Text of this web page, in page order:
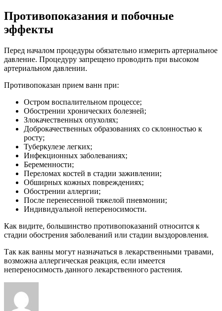
Противопоказания и побочные
эффекты
Перед началом процедуры обязательно измерить артериальное
давление. Процедуру запрещено проводить при высоком
артериальном давлении.
Противопоказан прием ванн при:
Остром воспалительном процессе;
Обострении хронических болезней;
Злокачественных опухолях;
Доброкачественных образованиях со склонностью к
росту;
Туберкулезе легких;
Инфекционных заболеваниях;
Беременности;
Переломах костей в стадии заживлении;
Обширных кожных повреждениях;
Обострении аллергии;
После перенесенной тяжелой пневмонии;
Индивидуальной непереносимости.
Как видите, большинство противопоказаний относится к
стадии обострения заболеваний или стадии выздоровления.
Так как ванны могут назначаться в лекарственными травами,
возможна аллергическая реакция, если имеется
непереносимость данного лекарственного растения.